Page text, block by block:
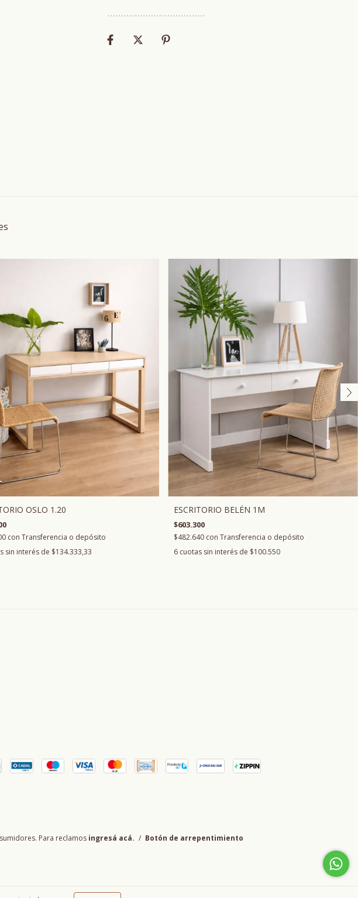
⋯⋯⋯⋯⋯⋯⋯⋯⋯⋯⋯⋯
OSLO 1.20
con Transferencia o depósito
sin interés de $134.333,33
ESCRITORIO BELÉN 1M
$603.300
$482.640 con Transferencia o depósito
6 cuotas sin interés de $100.550
Para reclamos ingresá acá. / Botón de arrepentimiento